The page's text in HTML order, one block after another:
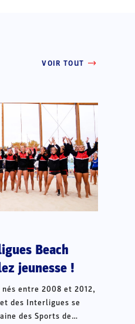
VOIR TOUT
Beach
jeunesse !
entre 2008 et 2012,
des Interligues se
des Sports de